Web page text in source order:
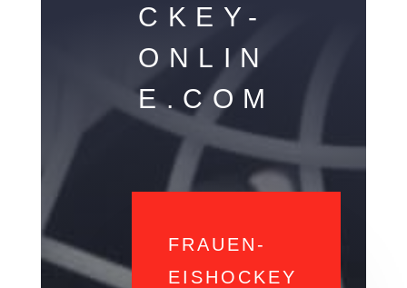
CKEY-
ONLIN
E.COM
FRAUEN-
EISHOCKEY